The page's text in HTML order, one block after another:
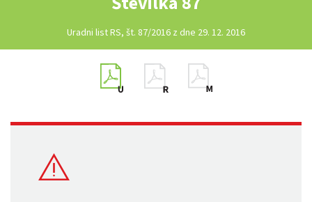
Uradni list RS, št. 87/2016 z dne 29. 12. 2016